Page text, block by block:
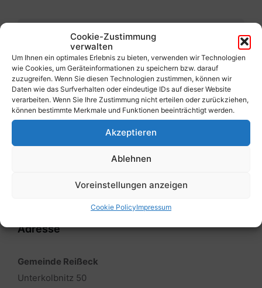
Cookie-Zustimmung
verwalten
Um Ihnen ein optimales Erlebnis zu bieten, verwenden wir Technologien
wie Cookies, um Geräteinformationen zu speichern bzw. darauf
zuzugreifen. Wenn Sie diesen Technologien zustimmen, können wir
Daten wie das Surfverhalten oder eindeutige IDs auf dieser Website
verarbeiten. Wenn Sie Ihre Zustimmung nicht erteilen oder zurückziehen,
können bestimmte Merkmale und Funktionen beeinträchtigt werden.
Akzeptieren
Ablehnen
Voreinstellungen anzeigen
Cookie PolicyImpressum
Kanalanschlussgebühr
Nächste
Grundsteuer - Hebesatz-Verordnung
Adresse
Gemeinde Reißeck
Unterkolbnitz 50